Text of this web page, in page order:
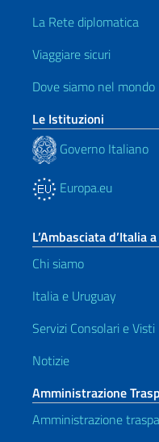
La Rete diplomatica
Viaggiare sicuri
Dove siamo nel mondo
Le Istituzioni
Governo Italiano
Europa.eu
L’Ambasciata d’Italia
Chi siamo
Italia e Uruguay
Servizi Consolari e Visti
Notizie
Amministrazione
Amministrazione